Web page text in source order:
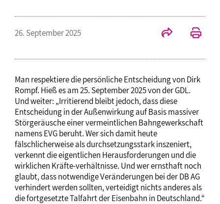
26. September 2025
Man respektiere die persönliche Entscheidung von Dirk
Rompf. Hieß es am 25. September 2025 von der GDL.
Und weiter: „Irritierend bleibt jedoch, dass diese
Entscheidung in der Außenwirkung auf Basis massiver
Störgeräusche einer vermeintlichen Bahngewerkschaft
namens EVG beruht. Wer sich damit heute
fälschlicherweise als durchsetzungsstark inszeniert,
verkennt die eigentlichen Herausforderungen und die
wirklichen Kräfte-verhältnisse. Und wer ernsthaft noch
glaubt, dass notwendige Veränderungen bei der DB AG
verhindert werden sollten, verteidigt nichts anderes als
die fortgesetzte Talfahrt der Eisenbahn in Deutschland.“